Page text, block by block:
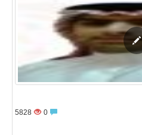
5828